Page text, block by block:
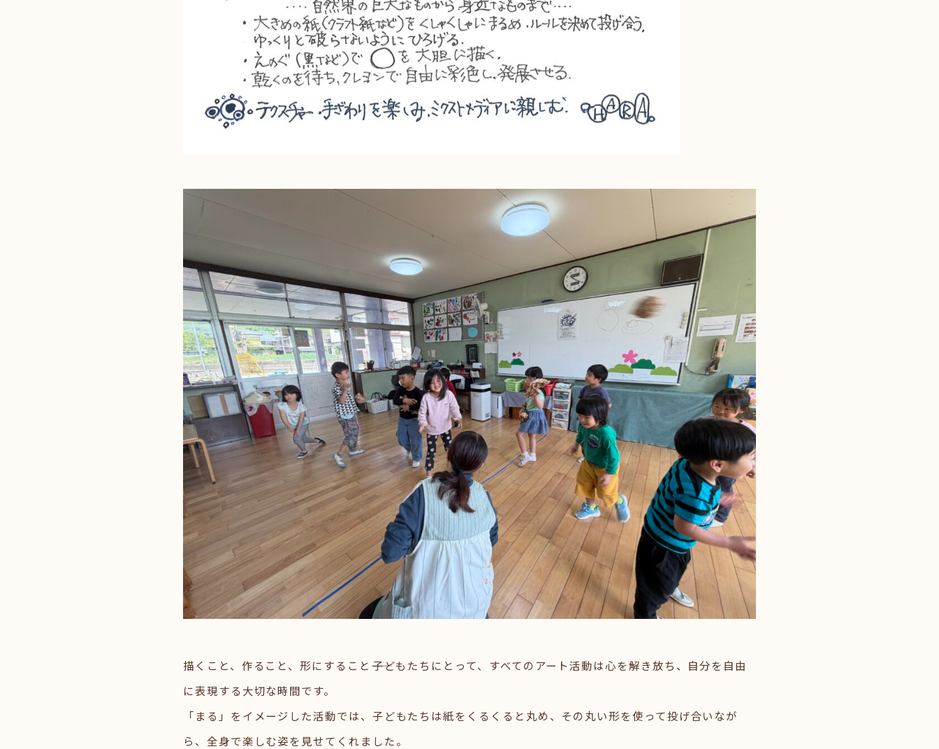
描くこと、作ること、形にすること――子どもたちにとって、すべてのアート活動は心を解き放ち、自分を自由
に表現する大切な時間です。
「まる」をイメージした活動では、子どもたちは紙をくるくると丸め、その丸い形を使って投げ合いなが
ら、全身で楽しむ姿を見せてくれました。